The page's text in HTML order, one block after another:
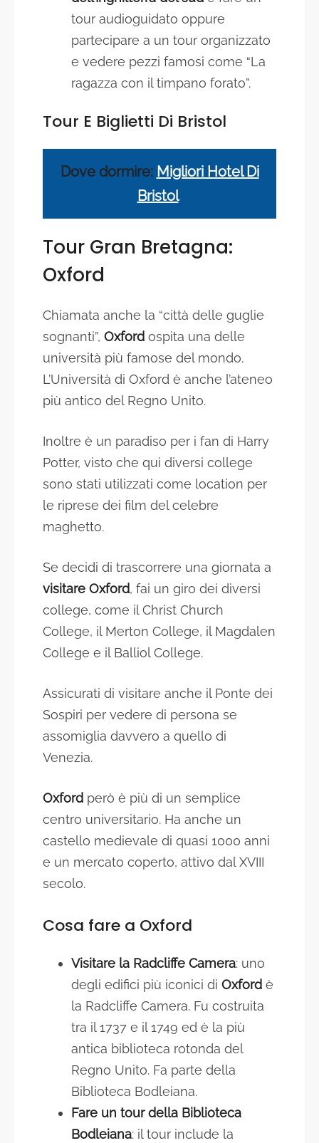
tour audioguidato oppure
partecipare a un tour organizzato
e vedere pezzi famosi come “La
ragazza con il timpano forato”.
Tour E Biglietti Di Bristol
Dove dormire: Migliori Hotel Di
Bristol
Tour Gran Bretagna:
Oxford
Chiamata anche la “città delle guglie
sognanti”, Oxford ospita una delle
università più famose del mondo.
L’Università di Oxford è anche l’ateneo
più antico del Regno Unito.
Inoltre è un paradiso per i fan di Harry
Potter, visto che qui diversi college
sono stati utilizzati come location per
le riprese dei film del celebre
maghetto.
Se decidi di trascorrere una giornata a
visitare Oxford, fai un giro dei diversi
college, come il Christ Church
College, il Merton College, il Magdalen
College e il Balliol College.
Assicurati di visitare anche il Ponte dei
Sospiri per vedere di persona se
assomiglia davvero a quello di
Venezia.
Oxford però è più di un semplice
centro universitario. Ha anche un
castello medievale di quasi 1000 anni
e un mercato coperto, attivo dal XVIII
secolo.
Cosa fare a Oxford
Visitare la Radcliffe Camera: uno
degli edifici più iconici di Oxford è
la Radcliffe Camera. Fu costruita
tra il 1737 e il 1749 ed è la più
antica biblioteca rotonda del
Regno Unito. Fa parte della
Biblioteca Bodleiana.
Fare un tour della Biblioteca
Bodleiana: il tour include la